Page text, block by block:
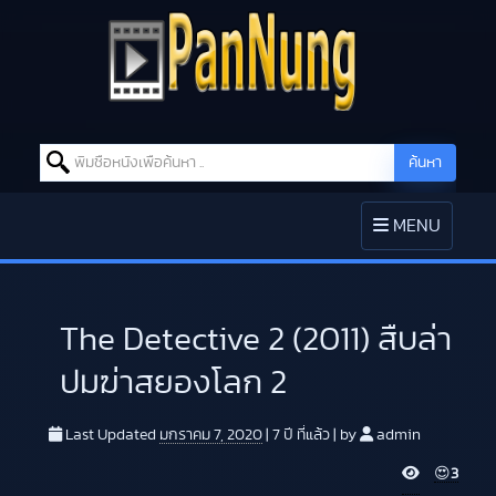
Search for: ค้นหา
TOGGLE
NAVIGATION
MENU
The Detective 2 (2011) สืบล่า
ปมฆ่าสยองโลก 2
Last Updated มกราคม 7, 2020 7 ปี ที่แล้ว by admin
V 😍3